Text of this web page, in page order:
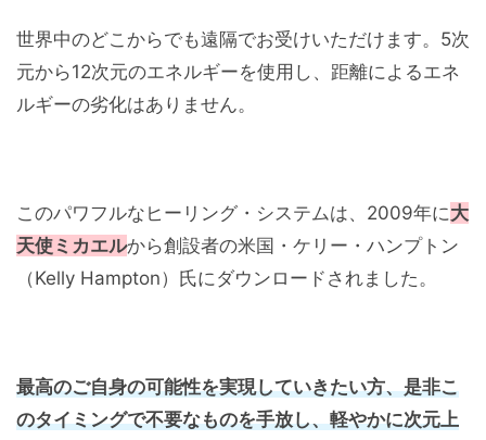
世界中のどこからでも遠隔でお受けいただけます。5次
元から12次元のエネルギーを使用し、距離によるエネ
ルギーの劣化はありません。
このパワフルなヒーリング・システムは、2009年に大
天使ミカエルから創設者の米国・ケリー・ハンプトン
（Kelly Hampton）氏にダウンロードされました。
最高のご自身の可能性を実現していきたい方、是非こ
のタイミングで不要なものを手放し、軽やかに次元上